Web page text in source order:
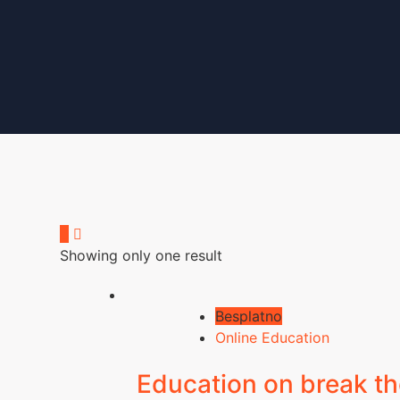
Showing only one result
Besplatno
Online Education
Education on break